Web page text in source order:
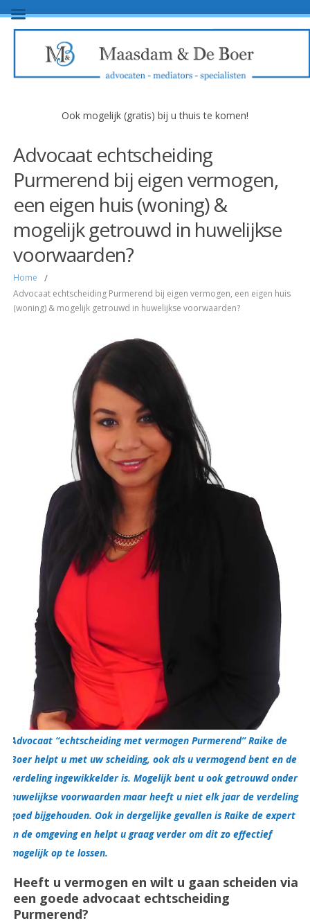
Ook mogelijk (gratis) bij u thuis te komen!
Advocaat echtscheiding
Purmerend bij eigen vermogen,
een eigen huis (woning) &
mogelijk getrouwd in huwelijkse
voorwaarden?
Home /
Advocaat echtscheiding Purmerend bij eigen vermogen, een eigen huis
(woning) & mogelijk getrouwd in huwelijkse voorwaarden?
Advocaat “echtscheiding met vermogen Purmerend” Raike de
Boer helpt u met uw scheiding, ook als u vermogend bent en de
verdeling ingewikkelder is. Mogelijk bent u ook getrouwd onder
huwelijkse voorwaarden maar heeft u niet elk jaar de verdeling
goed bijgehouden. Ook in dergelijke gevallen is Raike de expert
in de omgeving en helpt u graag verder om dit zo effectief
mogelijk op te lossen.
Heeft u vermogen en wilt u gaan scheiden via
een goede advocaat echtscheiding
Purmerend?